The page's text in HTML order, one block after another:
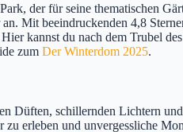
der für seine thematischen
Mit beeindruckenden 4,8
kannst du nach dem Trubel
zum Der Winterdom 2025.
Düften, schillernden Lichtern
erleben und unvergessliche